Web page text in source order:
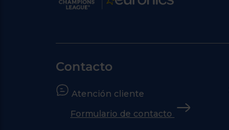
Contacto
Atención cliente
Formulario de contacto